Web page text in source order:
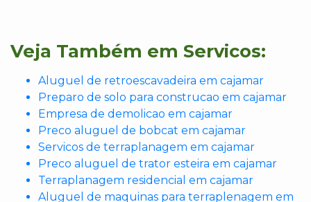
Veja Também em Servicos:
Aluguel de retroescavadeira em cajamar
Preparo de solo para construcao em cajamar
Empresa de demolicao em cajamar
Preco aluguel de bobcat em cajamar
Servicos de terraplanagem em cajamar
Preco aluguel de trator esteira em cajamar
Terraplanagem residencial em cajamar
Aluguel de maquinas para terraplenagem em